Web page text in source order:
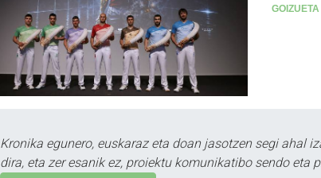
GOIZUETA
Kronika egunero, euskaraz eta doan jasotzen segi ahal
dira, eta zer esanik ez, proiektu komunikatibo sendo eta